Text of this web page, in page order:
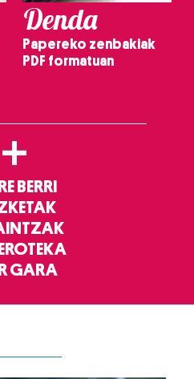
Denda
Papereko zenbakiak
PDF formatuan
+
BERRI
GARA